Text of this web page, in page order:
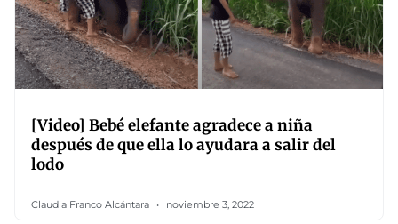
[Video] Bebé elefante agradece a niña
después de que ella lo ayudara a salir del
lodo
Claudia Franco Alcántara noviembre 3, 2022